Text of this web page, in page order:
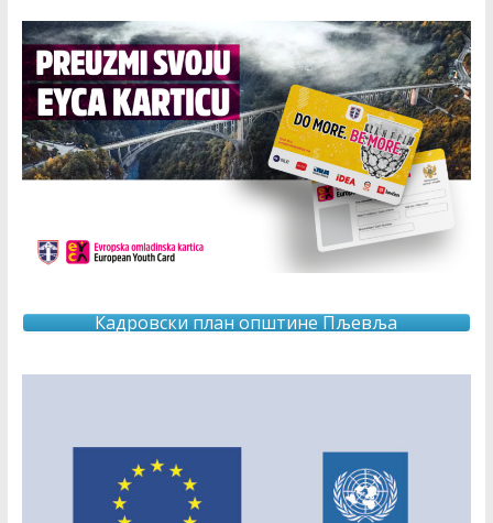
Кадровски план општине Пљевља